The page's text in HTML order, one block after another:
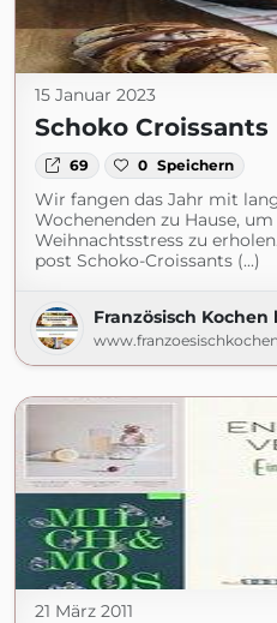
15 Januar 2023
Schoko Croissants
69 0 Speichern
Wir fangen das Jahr mit
Wochenenden zu Hause,
Weihnachtsstress zu
post Schoko-Croissants (...)
Französisch
21 März 2011